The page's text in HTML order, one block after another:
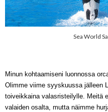
Sea World
Minun kohtaamiseni luonnossa
Olimme viime syyskuussa jälleen
toiveikkaina valasristeilylle
Meitä
valaiden osalta, mutta näimme